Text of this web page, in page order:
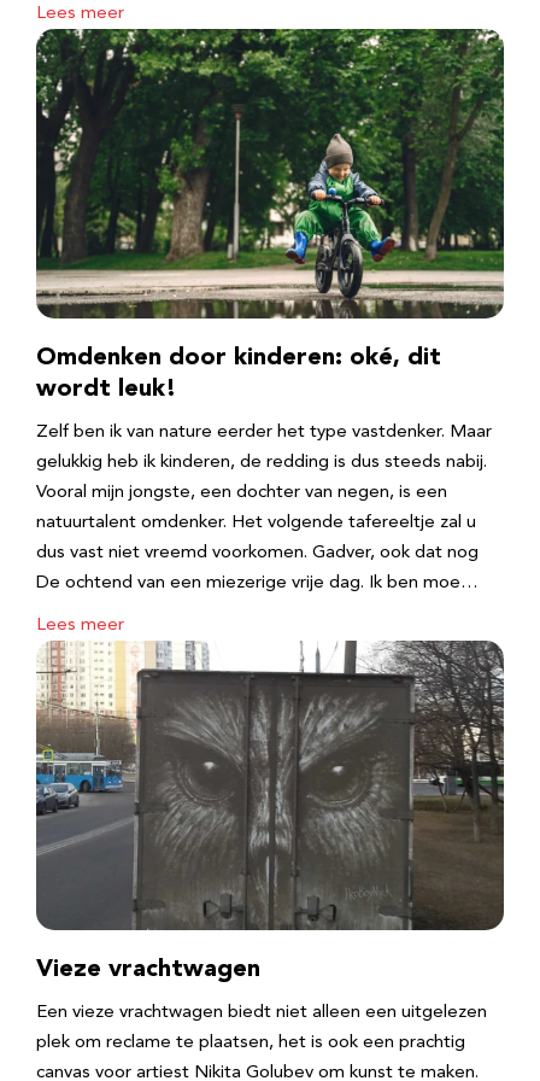
Lees meer
Omdenken door kinderen: oké, dit
wordt leuk!
Zelf ben ik van nature eerder het type vastdenker. Maar
gelukkig heb ik kinderen, de redding is dus steeds nabij.
Vooral mijn jongste, een dochter van negen, is een
natuurtalent omdenker. Het volgende tafereeltje zal u
dus vast niet vreemd voorkomen. Gadver, ook dat nog
De ochtend van een miezerige vrije dag. Ik ben moe…
Lees meer
Vieze vrachtwagen
Een vieze vrachtwagen biedt niet alleen een uitgelezen
plek om reclame te plaatsen, het is ook een prachtig
canvas voor artiest Nikita Golubev om kunst te maken.